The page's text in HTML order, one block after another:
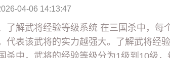
04-06 14:13:47
了解武将经验等级系统 在三国杀中，每
代表该武将的实力越强大。了解武将经